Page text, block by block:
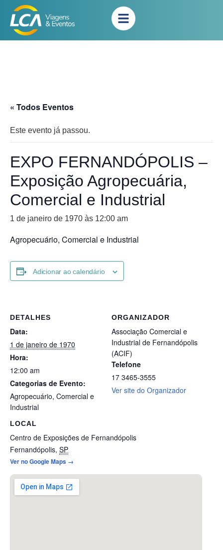
« Todos Eventos
Este evento já passou.
EXPO FERNANDÓPOLIS –
Exposição Agropecuária,
Comercial e Industrial
1 de janeiro de 1970 às 12:00 am
Agropecuário, Comercial e Industrial
Adicionar ao calendário
DETALHES
Data:
1 de janeiro de 1970
Hora:
12:00 am
Categorias de Evento:
Agropecuário, Comercial e
Industrial
LOCAL
Centro de Exposições de Fernandópolis
Fernandópolis, SP
Ver no Google Maps →
ORGANIZADOR
Associação Comercial e
Industrial de Fernandópolis
(ACIF)
Telefone
17 3465-3555
Ver site do Organizador